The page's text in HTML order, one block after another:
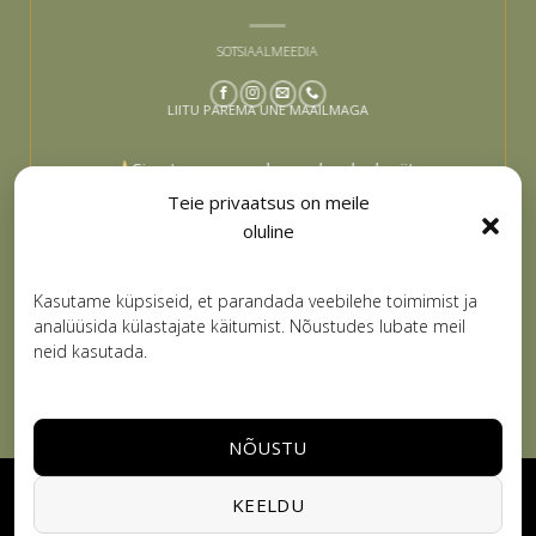
Teie privaatsus on meile
oluline
Kasutame küpsiseid, et parandada veebilehe toimimist ja
analüüsida külastajate käitumist. Nõustudes lubate meil
neid kasutada.
NÕUSTU
KEELDU
SOTSIAALMEEDIA
LIITU PAREMA UNE MAAILMAGA
Sinu tee paremaks uneks algab siit –
liitu ja lase end inspireerida
LIITUN
PayPal Stripe